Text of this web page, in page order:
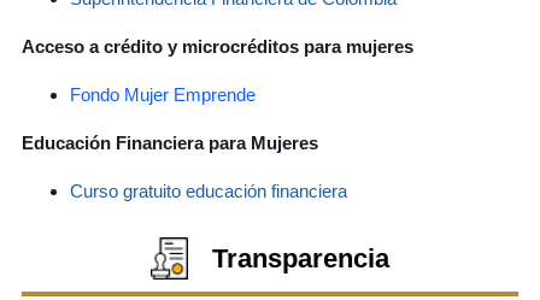
Acceso a crédito y microcréditos para mujeres
Fondo Mujer Emprende
Educación Financiera para Mujeres
Curso gratuito educación financiera
Transparencia